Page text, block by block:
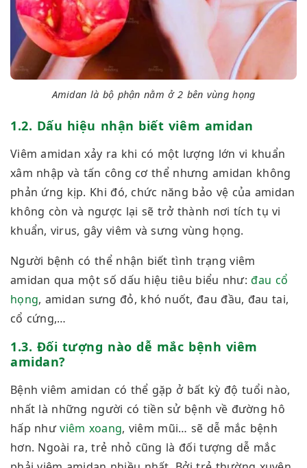
Amidan là bộ phận nằm ở 2 bên vùng họng
1.2. Dấu hiệu nhận biết viêm amidan
Viêm amidan xảy ra khi có một lượng lớn vi khuẩn
xâm nhập và tấn công cơ thể nhưng amidan không
phản ứng kịp. Khi đó, chức năng bảo vệ của amidan
không còn và ngược lại sẽ trở thành nơi tích tụ vi
khuẩn, virus, gây viêm và sưng vùng họng.
Người bệnh có thể nhận biết tình trạng viêm
amidan qua một số dấu hiệu tiêu biểu như:đau cổ
họng, amidan sưng đỏ, khó nuốt, đau đầu, đau tai,
cổ cứng,…
1.3. Đối tượng nào dễ mắc bệnh viêm
amidan?
Bệnh viêm amidan có thể gặp ở bất kỳ độ tuổi nào,
nhất là những người có tiền sử bệnh về đường hô
hấp nhưviêm xoang, viêm mũi… sẽ dễ mắc bệnh
hơn. Ngoài ra, trẻ nhỏ cũng là đối tượng dễ mắc